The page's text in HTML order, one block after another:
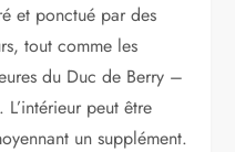
et ponctué par des
tout comme les
du Duc de Berry –
peut être
un supplément.